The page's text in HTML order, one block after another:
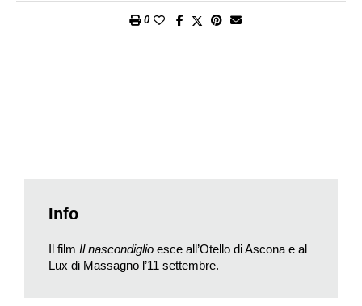
visivo e con una scenografia che ci fa tuffare in quegli anni
un’identità, e l’ombra dell’antisemitismo e della memoria della
soltanto un fatto del passato, ma continua a impregnare il
0
Info
Il film Il nascondiglio esce all’Otello di Ascona e al
Lux di Massagno l’11 settembre.